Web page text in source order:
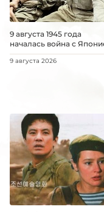
9 августа 1945 года
началась война с
9 августа 2026